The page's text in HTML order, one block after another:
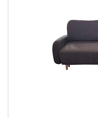
Я ознакомлен
обработки